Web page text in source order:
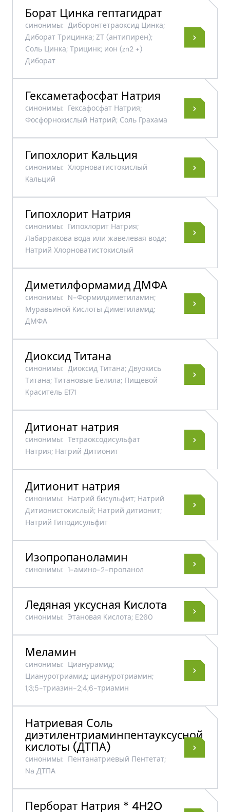
Борат Цинка гептагидрат
синонимы: Диборонтетраоксид Цинка;
Диборат Tрицинка; ZT (антипирен);
Соль Цинка; Tрицинк; ион (zn2 +)
Диборат
Гексаметафосфат Натрия
синонимы: Гексафосфат Натрия;
Фосфорнокислый Натрий; Соль Грахама
Гипохлорит Kальция
синонимы: Хлорноватистокислый
Kальций
Гипохлорит Натрия
синонимы: Гипохлорит Натрия;
Лабарракова вода или жавелевая вода;
Натрий Хлорноватистокислый
Диметилформамид ДМФА
синонимы: N-Формилдиметиламин;
Муравьиной Kислоты Диметиламид;
ДМФА
Диоксид Титана
синонимы: Диоксид Tитана; Двуокись
Tитана; Tитановые Белила; Пищевой
Kраситель E171
Дитионат натрия
синонимы: Тетраоксодисульфат
Натрия; Натрий Дитионит
Дитионит натрия
синонимы: Натрий бисульфит; Натрий
Дитионистокислый; Натрий дитионит;
Натрий Гиподисульфит
Изопропаноламин
синонимы: 1-амино-2-пропанол
Ледяная уксусная Kислотa
синонимы: Этановая Kислота; E260
Меламин
синонимы: Цианурамид;
Циануротриамид; циануротриамин;
1;3;5-​триазин-​2;4;6-​триамин
Натриевая Соль
диэтилентриаминпентауксусной
кислоты (ДТПА)
синонимы: Пентанатриевый Пентетат;
Na ДТПА
Перборат Натрия * 4H2O